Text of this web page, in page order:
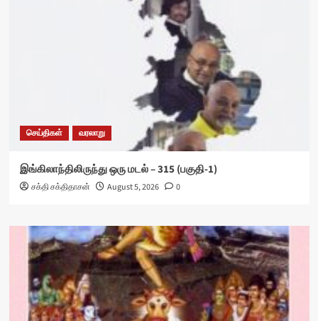
செய்திகள் வரலாறு
இங்கிலாந்திலிருந்து ஒரு மடல் – 315 (பகுதி-1)
சக்தி சக்திதாசன் August 5, 2026 0